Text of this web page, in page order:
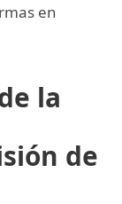
en
la
de